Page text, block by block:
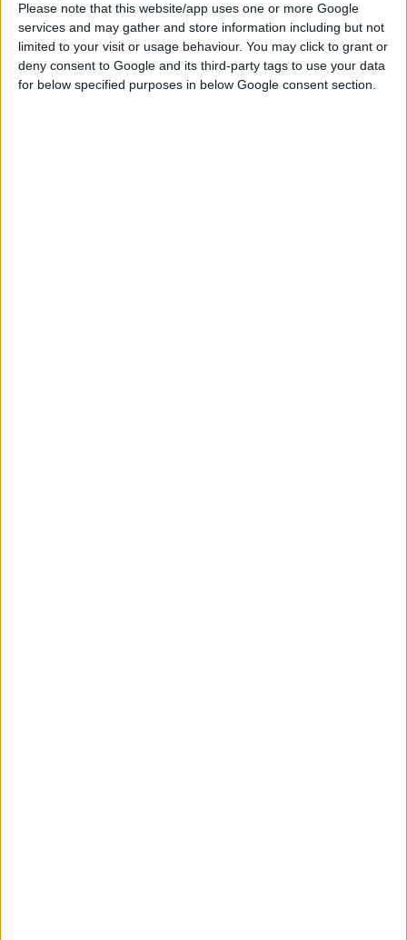
Please note that this website/app uses one or more Google
services and may gather and store information including but not
limited to your visit or usage behaviour. You may click to grant or
deny consent to Google and its third-party tags to use your data
for below specified purposes in below Google consent section.
την εμπειρία και την εξειδίκευση της Merck
στην ανάπτυξη φαρμάκων, αυτή η συνεργασία
παρέχει μία μοναδική ευκαιρία στην
ανακάλυψη και ανάπτυξη πρωτοπόρων